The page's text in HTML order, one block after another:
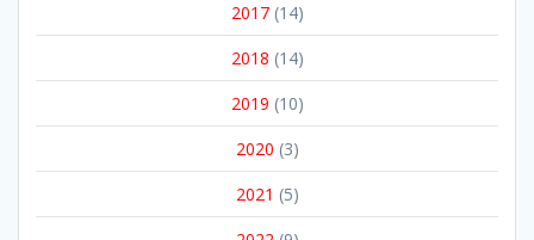
2017(14)
2018 (14)
2019 (10)
2020 (3)
2021 (5)